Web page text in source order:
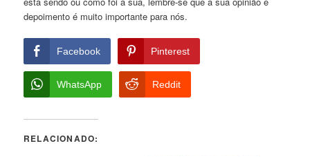
depoimento é muito importante para nós.
Facebook Pinterest
WhatsApp Reddit
RELACIONADO: